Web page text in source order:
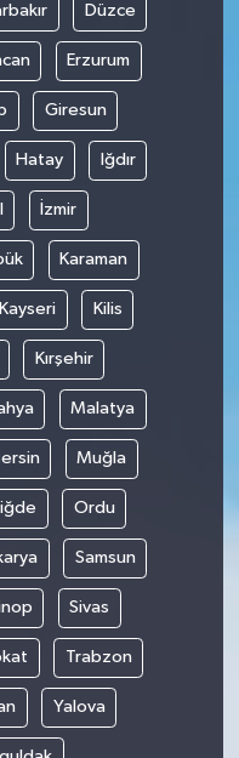
Düzce
Erzurum
Giresun
Hatay Iğdır
İzmir
Karaman
Kayseri Kilis
Kırşehir
Malatya
Muğla
Ordu
Samsun
Sivas
Trabzon
Yalova